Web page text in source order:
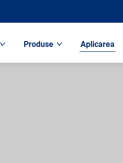
Produse Aplicarea